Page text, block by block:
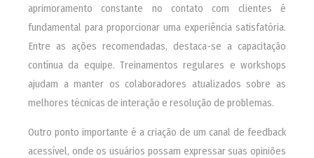
aprimoramento constante no contato com clientes é
fundamental para proporcionar uma experiência satisfatória.
Entre as ações recomendadas, destaca-se a capacitação
contínua da equipe. Treinamentos regulares e workshops
ajudam a manter os colaboradores atualizados sobre as
melhores técnicas de interação e resolução de problemas.
Outro ponto importante é a criação de um canal de feedback
acessível, onde os usuários possam expressar suas opiniões